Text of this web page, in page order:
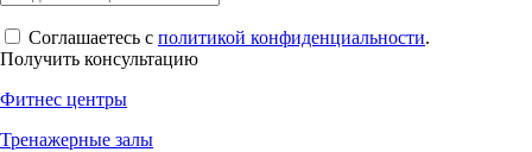
Соглашаетесь с политикой конфиденциальности.
Получить консультацию
Фитнес центры
Тренажерные залы